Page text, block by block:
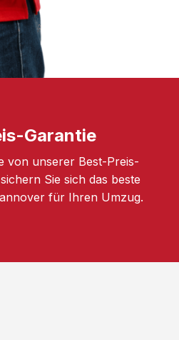
Garantie
von unserer Best-Preis-
Sie sich das beste
für Ihren Umzug.